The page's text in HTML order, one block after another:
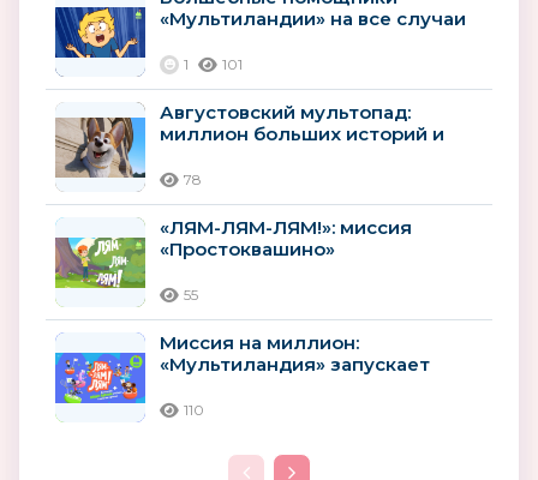
«Мультиландии» на все случаи
1 101
Августовский мультопад:
миллион больших историй и
78
«ЛЯМ-ЛЯМ-ЛЯМ!»: миссия
«Простоквашино»
55
Миссия на миллион:
«Мультиландия» запускает
телеканала
110